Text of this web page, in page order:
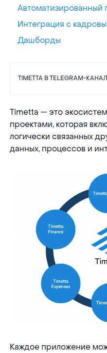
Автоматизированный
Интеграция с
Дашборды
TIMETTA В TELEGRAM-
Timetta — это
проектами, которая
логически связанных
данных, процессов и
Каждое приложение